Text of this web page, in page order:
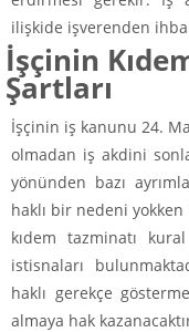
ilişkide işverenden
İşçinin
Şartları
İşçinin iş kanunu 24.
olmadan iş akdini
yönünden bazı
haklı bir nedeni
kıdem tazminatı
istisnaları
haklı gerekçe
almaya hak